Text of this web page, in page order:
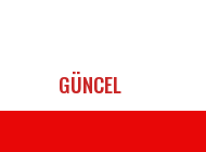
GÜNCEL